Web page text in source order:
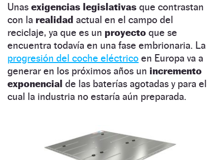
Unas exigencias legislativas que contrastan
con la realidad actual en el campo del
reciclaje, ya que es un proyecto que se
encuentra todavía en una fase embrionaria. La
progresión del coche eléctrico en Europa va a
generar en los próximos años un incremento
exponencial de las baterías agotadas y para el
cual la industria no estaría aún preparada.